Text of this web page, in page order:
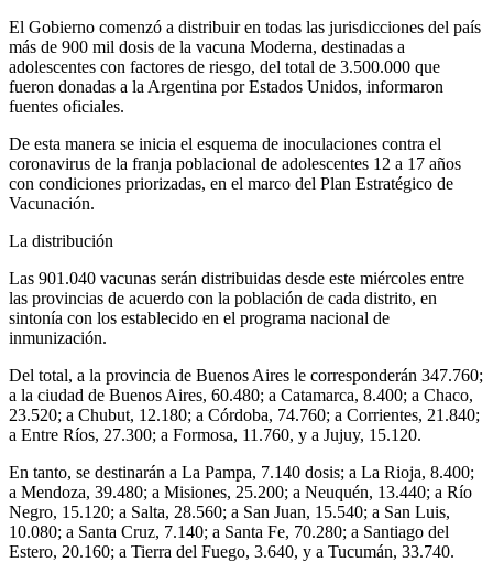
El Gobierno comenzó a distribuir en todas las jurisdicciones del país
más de 900 mil dosis de la vacuna Moderna, destinadas a
adolescentes con factores de riesgo, del total de 3.500.000 que
fueron donadas a la Argentina por Estados Unidos, informaron
fuentes oficiales.
De esta manera se inicia el esquema de inoculaciones contra el
coronavirus de la franja poblacional de adolescentes 12 a 17 años
con condiciones priorizadas, en el marco del Plan Estratégico de
Vacunación.
La distribución
Las 901.040 vacunas serán distribuidas desde este miércoles entre
las provincias de acuerdo con la población de cada distrito, en
sintonía con los establecido en el programa nacional de
inmunización.
Del total, a la provincia de Buenos Aires le corresponderán 347.760;
a la ciudad de Buenos Aires, 60.480; a Catamarca, 8.400; a Chaco,
23.520; a Chubut, 12.180; a Córdoba, 74.760; a Corrientes, 21.840;
a Entre Ríos, 27.300; a Formosa, 11.760, y a Jujuy, 15.120.
En tanto, se destinarán a La Pampa, 7.140 dosis; a La Rioja, 8.400;
a Mendoza, 39.480; a Misiones, 25.200; a Neuquén, 13.440; a Río
Negro, 15.120; a Salta, 28.560; a San Juan, 15.540; a San Luis,
10.080; a Santa Cruz, 7.140; a Santa Fe, 70.280; a Santiago del
Estero, 20.160; a Tierra del Fuego, 3.640, y a Tucumán, 33.740.